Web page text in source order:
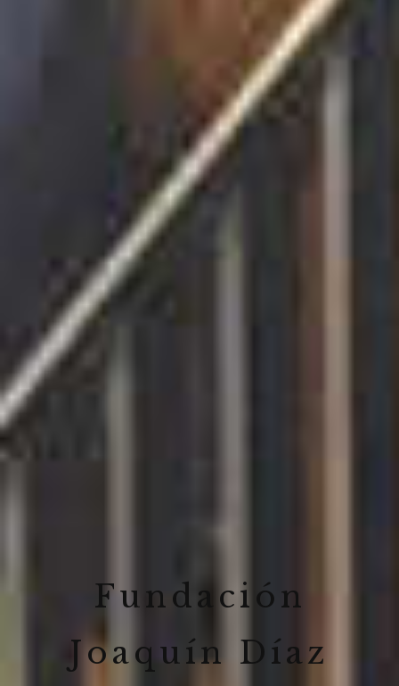
Fundación
Joaquín Díaz